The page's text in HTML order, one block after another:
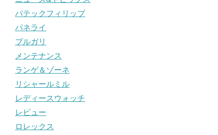
パテックフィリップ
パネライ
ブルガリ
メンテナンス
ランゲ＆ゾーネ
リシャールミル
レディースウォッチ
レビュー
ロレックス